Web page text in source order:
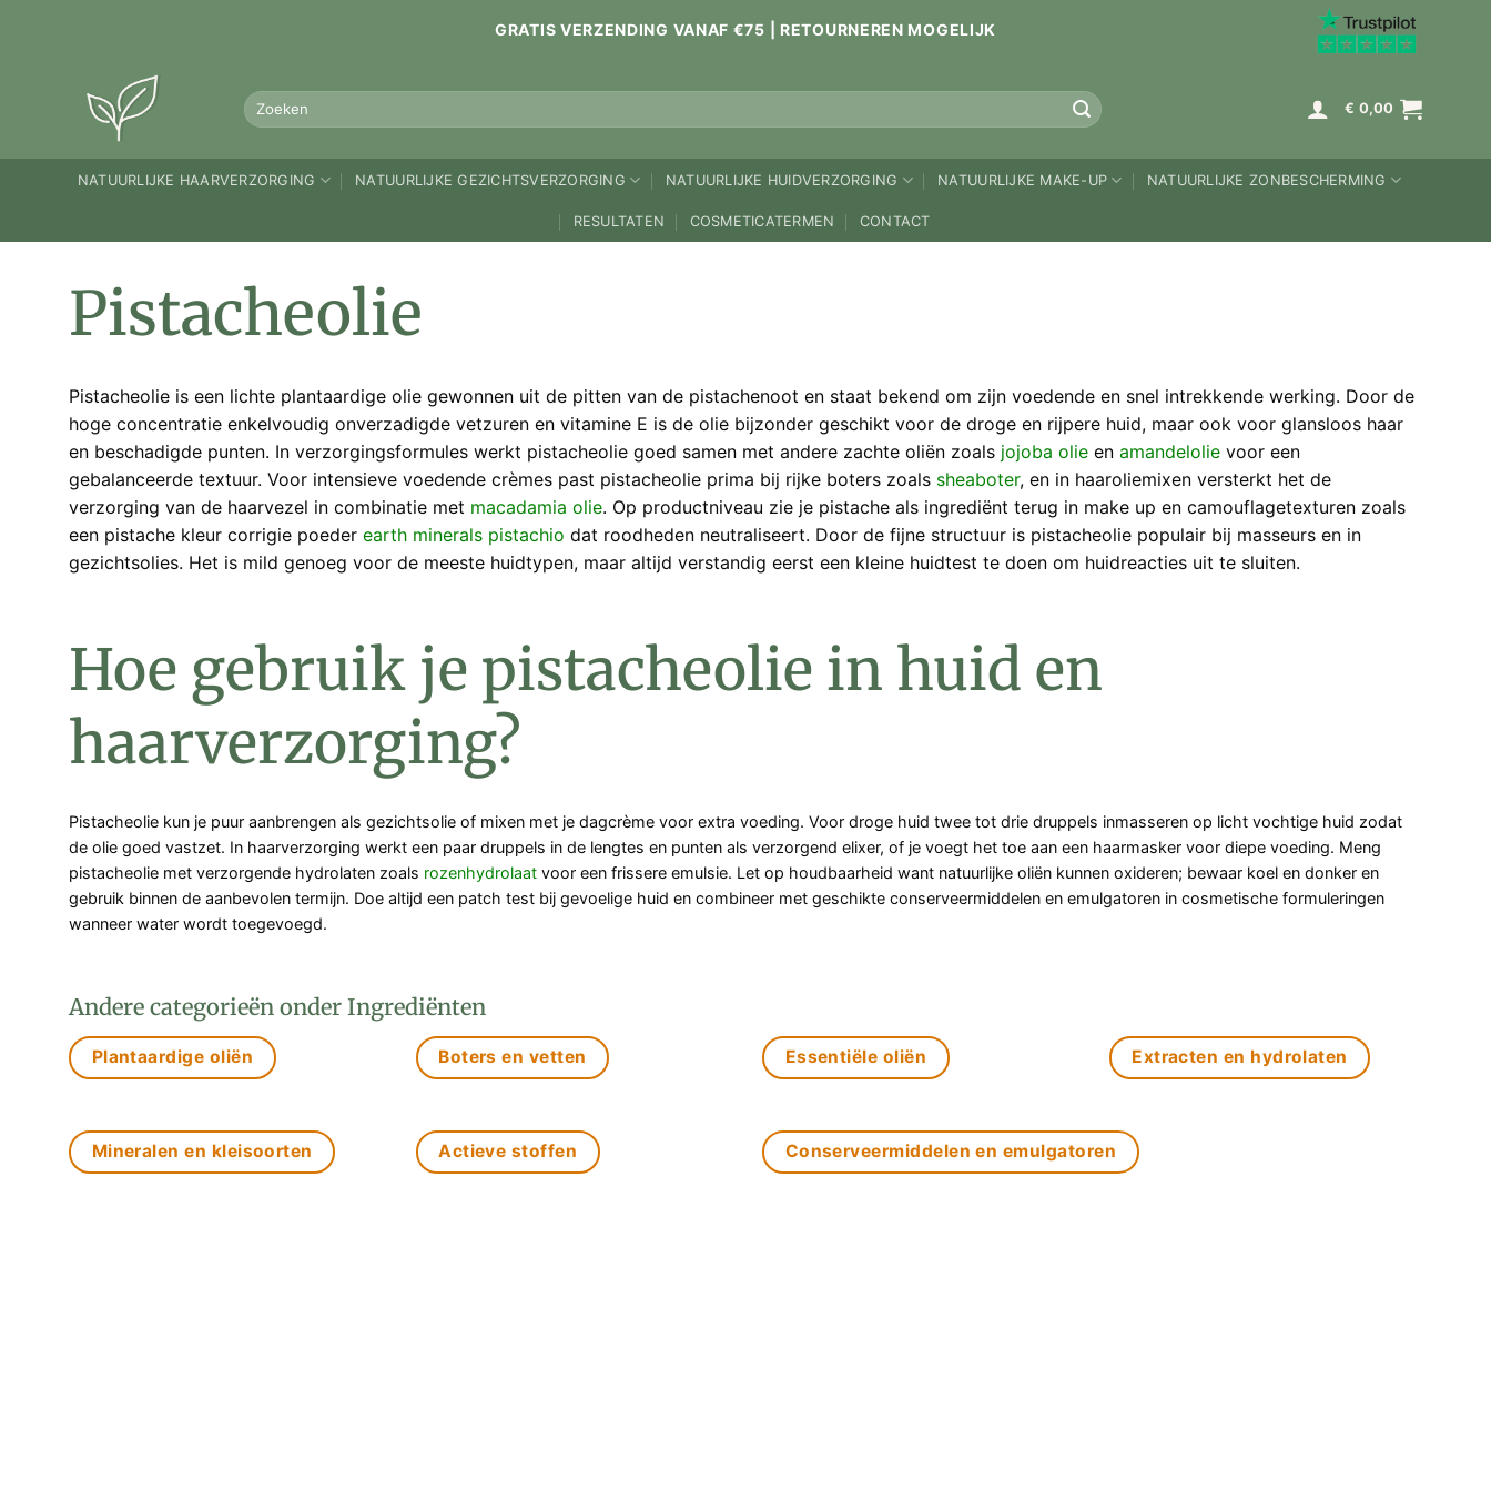
GRATIS VERZENDING VANAF €75 | RETOURNEREN MOGELIJK
Zoeken
naar:
€ 0,00
NATUURLIJKE HAARVERZORGING NATUURLIJKE GEZICHTSVERZORGING NATUURLIJKE HUIDVERZORGING NATUURLIJKE MAKE-UP NATUURLIJKE ZONBESCHERMING
RESULTATEN COSMETICATERMEN CONTACT
Pistacheolie
Pistacheolie is een lichte plantaardige olie gewonnen uit de pitten van de pistachenoot en staat bekend om zijn voedende en snel intrekkende werking. Door de
hoge concentratie enkelvoudig onverzadigde vetzuren en vitamine E is de olie bijzonder geschikt voor de droge en rijpere huid, maar ook voor glansloos haar
en beschadigde punten. In verzorgingsformules werkt pistacheolie goed samen met andere zachte oliën zoals jojoba olie en amandelolie voor een
gebalanceerde textuur. Voor intensieve voedende crèmes past pistacheolie prima bij rijke boters zoals sheaboter, en in haaroliemixen versterkt het de
verzorging van de haarvezel in combinatie met macadamia olie. Op productniveau zie je pistache als ingrediënt terug in make up en camouflagetexturen zoals
een pistache kleur corrigie poeder earth minerals pistachio dat roodheden neutraliseert. Door de fijne structuur is pistacheolie populair bij masseurs en in
gezichtsolies. Het is mild genoeg voor de meeste huidtypen, maar altijd verstandig eerst een kleine huidtest te doen om huidreacties uit te sluiten.
Hoe gebruik je pistacheolie in huid en
haarverzorging?
Pistacheolie kun je puur aanbrengen als gezichtsolie of mixen met je dagcrème voor extra voeding. Voor droge huid twee tot drie druppels inmasseren op licht vochtige huid zodat
de olie goed vastzet. In haarverzorging werkt een paar druppels in de lengtes en punten als verzorgend elixer, of je voegt het toe aan een haarmasker voor diepe voeding. Meng
pistacheolie met verzorgende hydrolaten zoals rozenhydrolaat voor een frissere emulsie. Let op houdbaarheid want natuurlijke oliën kunnen oxideren; bewaar koel en donker en
gebruik binnen de aanbevolen termijn. Doe altijd een patch test bij gevoelige huid en combineer met geschikte conserveermiddelen en emulgatoren in cosmetische formuleringen
wanneer water wordt toegevoegd.
Andere categorieën onder Ingrediënten
Plantaardige oliën Boters en vetten Essentiële oliën Extracten en hydrolaten
Mineralen en kleisoorten Actieve stoffen Conserveermiddelen en emulgatoren